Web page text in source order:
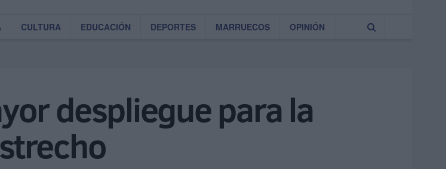
CULTURA EDUCACIÓN DEPORTES MARRUECOS OPINIÓN
despliegue para la